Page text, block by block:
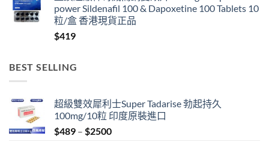
through
$999
power Sildenafil 100 & Dapoxetine 100 Tablets 10
粒/盒 香港現貨正品
$419
BEST SELLING
超級雙效犀利士Super Tadarise 勃起持久
100mg/10粒 印度原裝進口
$489 – $2500Price